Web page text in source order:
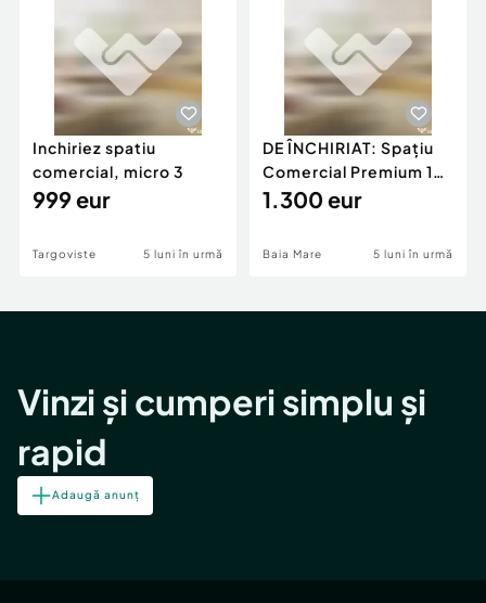
Inchiriez spatiu
comercial, micro 3
999 eur
Targoviste 5 luni în urmă
DE ÎNCHIRIAT: Spațiu
Comercial Premium 146
mp – Vizibili
1.300 eur
Baia Mare 5 luni în urmă
Vinzi și cumperi simplu și
rapid
Adaugă anunț